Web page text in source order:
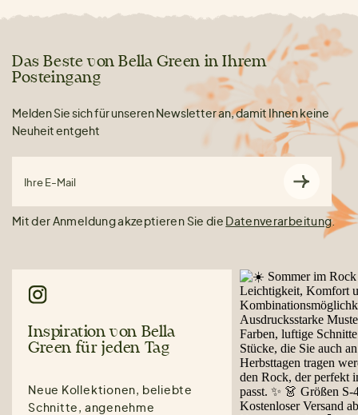
Das Beste von Bella Green in Ihrem
Posteingang
Melden Sie sich für unseren Newsletter an, damit Ihnen keine
Neuheit entgeht
Ihre E-Mail
Mit der Anmeldung akzeptieren Sie die Datenverarbeitung.
Inspiration von Bella
Green für jeden Tag
Neue Kollektionen, beliebte
Schnitte, angenehme